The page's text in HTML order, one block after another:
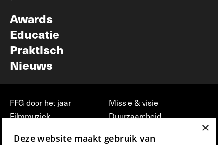
Awards
Educatie
Praktisch
Nieuws
FFG door het jaar
Filmmuziek
Missie & visie
Duurzaamheid
vrijwilligerswerk bij FFG
×
Deze website maakt gebruik van